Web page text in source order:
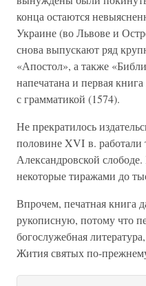
конца остаются
Украине (во Львове и
снова выпускают ряд
«Апостол», а также
напечатана и первая
с грамматикой (1574).
Не прекратилось
половине XVI в.
Александровской
некоторые тиражами до
Впрочем, печатная книга
рукописную, потому что
богослужебная
Жития святых по-